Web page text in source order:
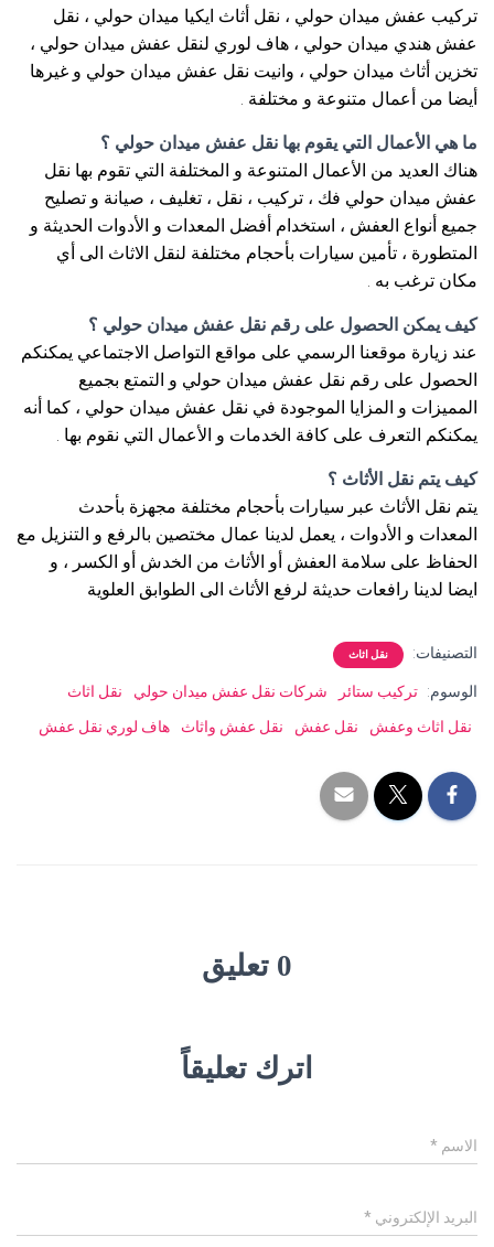
تركيب عفش ميدان حولي ، نقل أثاث ايكيا ميدان حولي ، نقل
عفش هندي ميدان حولي ، هاف لوري لنقل عفش ميدان حولي ،
تخزين أثاث ميدان حولي ، وانيت نقل عفش ميدان حولي و غيرها
أيضا من أعمال متنوعة و مختلفة .
ما هي الأعمال التي يقوم بها نقل عفش ميدان حولي ؟
هناك العديد من الأعمال المتنوعة و المختلفة التي تقوم بها نقل
عفش ميدان حولي فك ، تركيب ، نقل ، تغليف ، صيانة و تصليح
جميع أنواع العفش ، استخدام أفضل المعدات و الأدوات الحديثة و
المتطورة ، تأمين سيارات بأحجام مختلفة لنقل الاثاث الى أي
مكان ترغب به .
كيف يمكن الحصول على رقم نقل عفش ميدان حولي ؟
عند زيارة موقعنا الرسمي على مواقع التواصل الاجتماعي يمكنكم
الحصول على رقم نقل عفش ميدان حولي و التمتع بجميع
المميزات و المزايا الموجودة في نقل عفش ميدان حولي ، كما أنه
يمكنكم التعرف على كافة الخدمات و الأعمال التي نقوم بها .
كيف يتم نقل الأثاث ؟
يتم نقل الأثاث عبر سيارات بأحجام مختلفة مجهزة بأحدث
المعدات و الأدوات ، يعمل لدينا عمال مختصين بالرفع و التنزيل مع
الحفاظ على سلامة العفش أو الأثاث من الخدش أو الكسر ، و
ايضا لدينا رافعات حديثة لرفع الأثاث الى الطوابق العلوية
التصنيفات: نقل اثاث
الوسوم: تركيب ستائر شركات نقل عفش ميدان حولي
نقل اثاث
نقل اثاث وعفش
نقل عفش نقل عفش واثاث هاف لوري نقل عفش
0 تعليق
اترك تعليقاً
الاسم *
البريد الإلكتروني *